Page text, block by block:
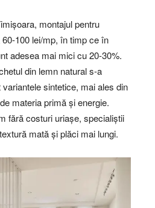
montajul pentru
100 lei/mp, în timp ce în
adesea mai mici cu 20-30%.
din lemn natural s-a
sintetice, mai ales din
materia primă și energie.
fără costuri uriașe, specialiștii
mată și plăci mai lungi.